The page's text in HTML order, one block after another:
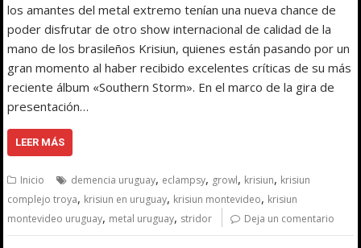
los amantes del metal extremo tenían una nueva chance de
poder disfrutar de otro show internacional de calidad de la
mano de los brasileños Krisiun, quienes están pasando por un
gran momento al haber recibido excelentes críticas de su más
reciente álbum «Southern Storm». En el marco de la gira de
presentación…
LEER MÁS
Inicio demencia uruguay, eclampsy, growl, krisiun, krisiun
complejo troya, krisiun en uruguay, krisiun montevideo, krisiun
montevideo uruguay, metal uruguay, stridor Deja un comentario